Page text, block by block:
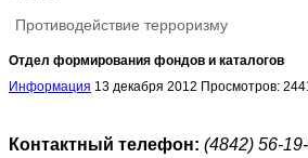
Противодействие терроризму
Отдел формирования фондов и каталогов
Информация 13 декабря 2012 Просмотров:
Контактный телефон: (4842) 56-